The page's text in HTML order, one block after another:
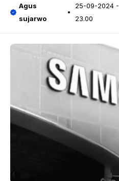
Agus
sujarwo
25-09-2024 -
23.00